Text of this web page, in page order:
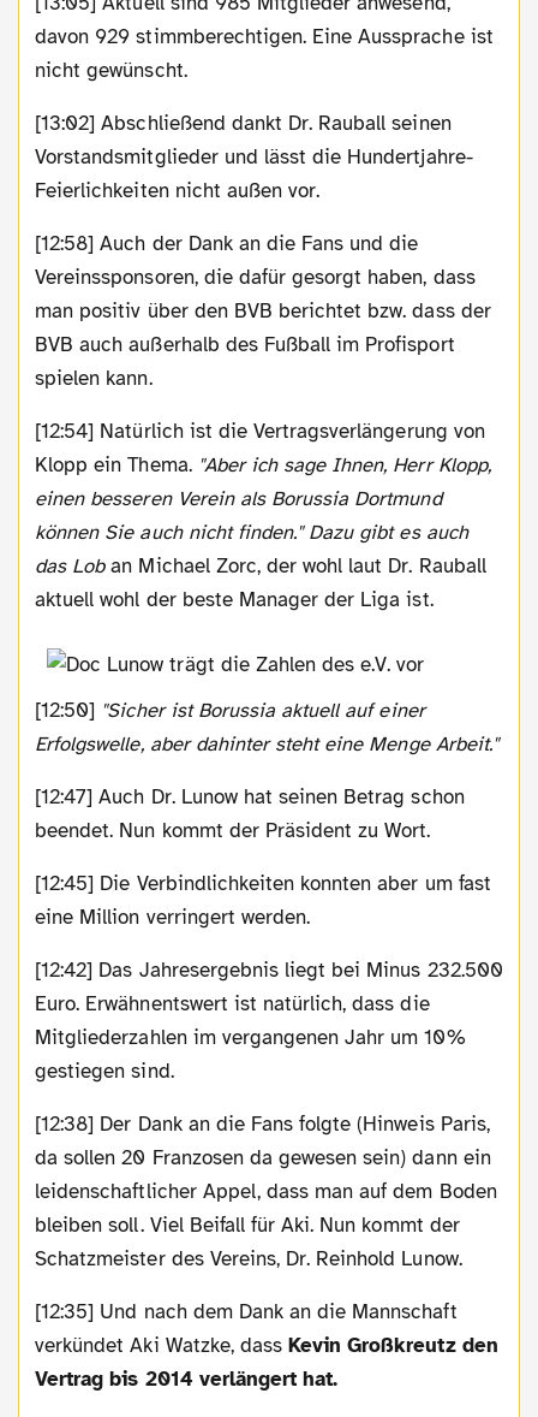
davon 929 stimmberechtigen. Eine Aussprache ist
nicht gewünscht.
[13:02] Abschließend dankt Dr. Rauball seinen
Vorstandsmitglieder und lässt die Hundertjahre-
Feierlichkeiten nicht außen vor.
[12:58] Auch der Dank an die Fans und die
Vereinssponsoren, die dafür gesorgt haben, dass
man positiv über den BVB berichtet bzw. dass der
BVB auch außerhalb des Fußball im Profisport
spielen kann.
[12:54] Natürlich ist die Vertragsverlängerung von
Klopp ein Thema. "Aber ich sage Ihnen, Herr Klopp,
einen besseren Verein als Borussia Dortmund
können Sie auch nicht finden." Dazu gibt es auch
das Loban Michael Zorc, der wohl laut Dr. Rauball
aktuell wohl der beste Manager der Liga ist.
[12:50] "Sicher ist Borussia aktuell auf einer
Erfolgswelle, aber dahinter steht eine Menge Arbeit."
[12:47] Auch Dr. Lunow hat seinen Betrag schon
beendet. Nun kommt der Präsident zu Wort.
[12:45] Die Verbindlichkeiten konnten aber um fast
eine Million verringert werden.
[12:42] Das Jahresergebnis liegt bei Minus 232.500
Euro. Erwähnentswert ist natürlich, dass die
Mitgliederzahlen im vergangenen Jahr um 10%
gestiegen sind.
[12:38] Der Dank an die Fans folgte (Hinweis Paris,
da sollen 20 Franzosen da gewesen sein) dann ein
leidenschaftlicher Appel, dass man auf dem Boden
bleiben soll. Viel Beifall für Aki. Nun kommt der
Schatzmeister des Vereins, Dr. Reinhold Lunow.
[12:35] Und nach dem Dank an die Mannschaft
verkündet Aki Watzke, dassKevin Großkreutz den
Vertrag bis 2014 verlängert hat.